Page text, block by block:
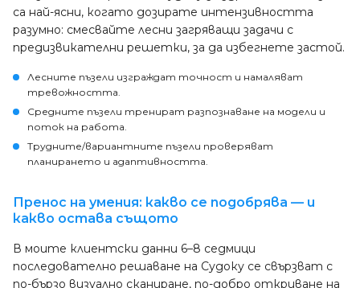
са най-ясни, когато дозирате интензивността
разумно: смесвайте лесни загряващи задачи с
предизвикателни решетки, за да избегнете застой.
Лесните пъзели изграждат точност и намаляват
тревожността.
Средните пъзели тренират разпознаване на модели и
поток на работа.
Трудните/вариантните пъзели проверяват
планирането и адаптивността.
Пренос на умения: какво се подобрява — и
какво остава същото
В моите клиентски данни 6–8 седмици
последователно решаване на Судоку се свързват с
по-бързо визуално сканиране, по-добро откриване на